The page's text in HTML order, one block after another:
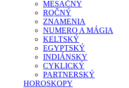
MESAČNY
ROČNÝ
ZNAMENIA
NUMERO A MÁGIA
KELTSKÝ
EGYPTSKÝ
INDIÁNSKY
CYKLICKÝ
PARTNERSKÝ
HOROSKOPY